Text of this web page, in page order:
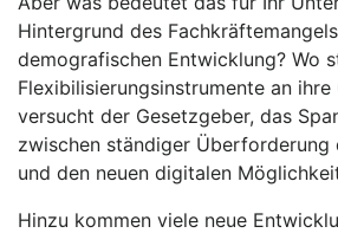
Hintergrund des
demografischen Entwicklung? Wo
Flexibilisierungsinstrumente an
versucht der Gesetzgeber, das
zwischen ständiger Überforderung
und den neuen digitalen
Hinzu kommen viele neue